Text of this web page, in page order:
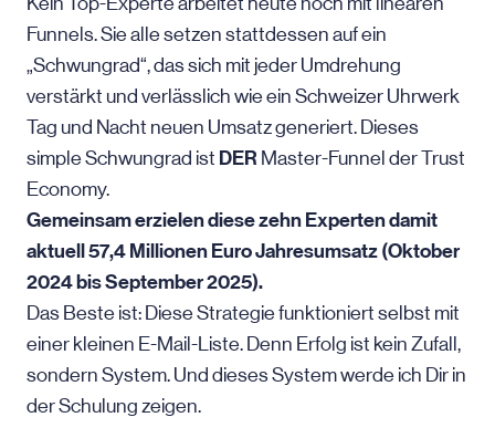
Funnels. Sie alle setzen stattdessen auf ein
„Schwungrad“, das sich mit jeder Umdrehung
verstärkt und verlässlich wie ein Schweizer Uhrwerk
Tag und Nacht neuen Umsatz generiert. Dieses
simple Schwungrad ist DER Master-Funnel der Trust
Economy.
Gemeinsam erzielen diese zehn Experten damit
aktuell 57,4 Millionen Euro Jahresumsatz (Oktober
2024 bis September 2025).
Das Beste ist: Diese Strategie funktioniert selbst mit
einer kleinen E-Mail-Liste. Denn Erfolg ist kein Zufall,
sondern System. Und dieses System werde ich Dir in
der Schulung zeigen.